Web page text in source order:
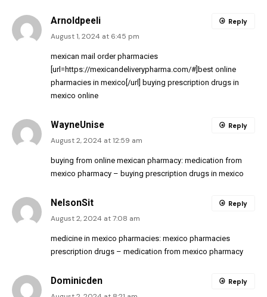
Arnoldpeeli
August 1, 2024 at 6:45 pm
mexican mail order pharmacies
[url=https://mexicandeliverypharma.com/#]best online
pharmacies in mexico[/url] buying prescription drugs in
mexico online
Reply
WayneUnise
August 2, 2024 at 12:59 am
buying from online mexican pharmacy: medication from
mexico pharmacy – buying prescription drugs in mexico
Reply
NelsonSit
August 2, 2024 at 7:08 am
medicine in mexico pharmacies: mexico pharmacies
prescription drugs – medication from mexico pharmacy
Reply
Dominicden Reply